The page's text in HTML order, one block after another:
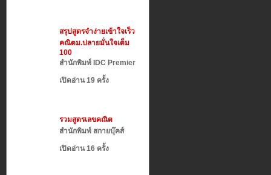
สรุปสูตรจำง่ายเข้าใจเร็ว
คณิตม.ปลายมั่นใจเต็ม
100
สำนักพิมพ์ IDC Premier
เปิดอ่าน 19 ครั้ง
รวมสูตรเลขคณิต
สำนักพิมพ์ สกายบุ๊คส์
เปิดอ่าน 16 ครั้ง